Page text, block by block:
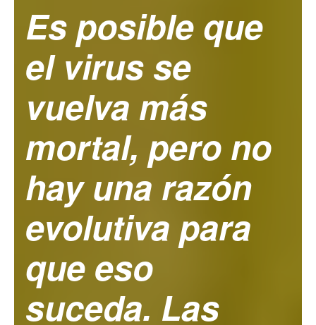
Es posible que
el virus se
vuelva más
mortal, pero no
hay una razón
evolutiva para
que eso
suceda. Las